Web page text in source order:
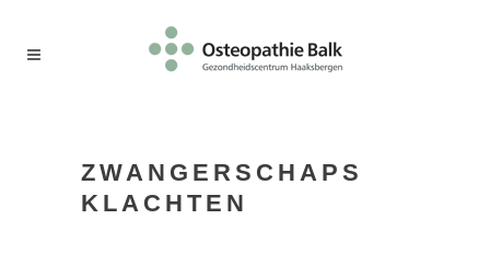
ZWANGERSCHAPS
KLACHTEN